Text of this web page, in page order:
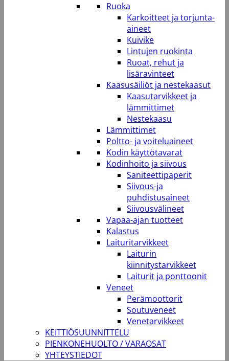
Ruoka
Karkoitteet ja torjunta-
aineet
Kuivike
Lintujen ruokinta
Ruoat, rehut ja
lisäravinteet
Kaasusäiliöt ja nestekaasut
Kaasutarvikkeet ja
lämmittimet
Nestekaasu
Lämmittimet
Poltto- ja voiteluaineet
Kodin käyttötavarat
Kodinhoito ja siivous
Saniteettipaperit
Siivous-ja
puhdistusaineet
Siivousvälineet
Vapaa-ajan tuotteet
Kalastus
Laituritarvikkeet
Laiturin
kiinnitystarvikkeet
Laiturit ja ponttoonit
Veneet
Perämoottorit
Soutuveneet
Venetarvikkeet
KEITTIÖSUUNNITTELU
PIENKONEHUOLTO / VARAOSAT
YHTEYSTIEDOT